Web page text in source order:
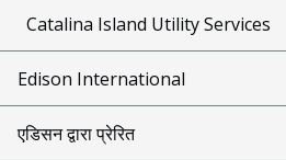
Catalina Island Utility Services
Edison International
एडिसन द्वारा प्रेरित